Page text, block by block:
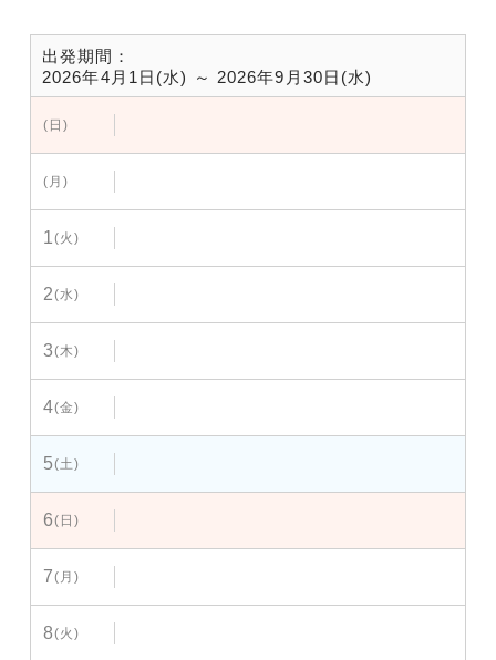
出発期間：
2026年4月1日(水) ～ 2026年9月30日(水)
(日)
(月)
1(火)
2(水)
3(木)
4(金)
5(土)
6(日)
7(月)
8(火)